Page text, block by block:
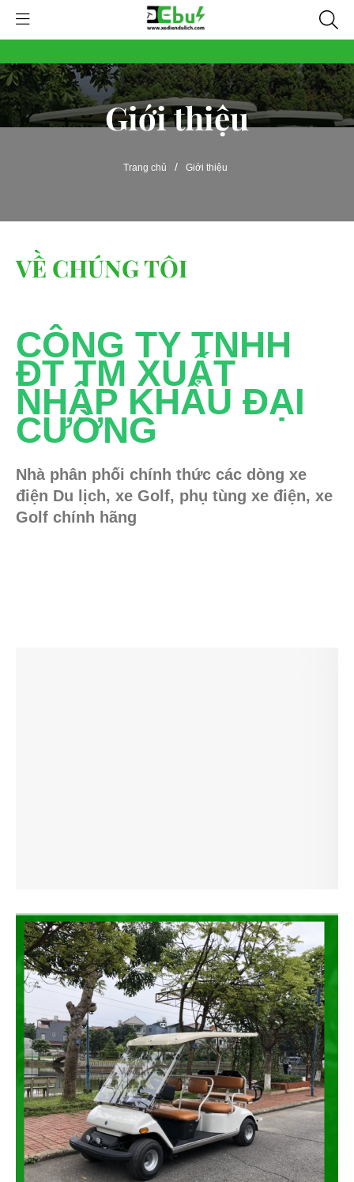
Giới thiệu
Trang chủ / Giới thiệu
VỀ CHÚNG TÔI
CÔNG TY TNHH
ĐT TM XUẤT
NHẬP KHẨU ĐẠI
CƯỜNG
Nhà phân phối chính thức các dòng xe
điện Du lịch, xe Golf, phụ tùng xe điện, xe
Golf chính hãng